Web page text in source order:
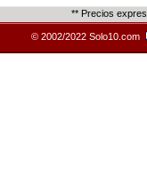
** Precios
© 2002/2022 Solo10.com